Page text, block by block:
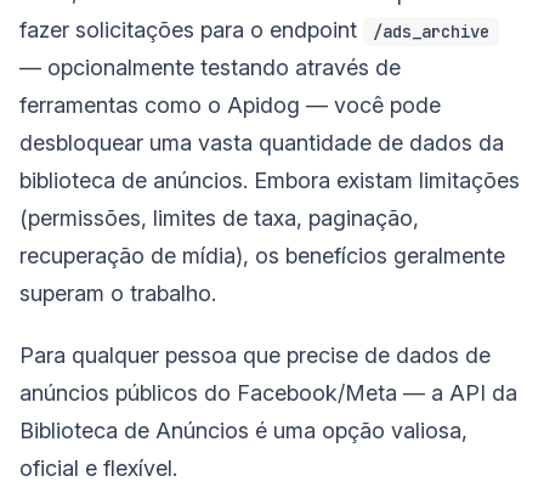
fazer solicitações para o endpoint
/ads_archive
— opcionalmente testando através de
ferramentas como o Apidog — você pode
desbloquear uma vasta quantidade de dados da
biblioteca de anúncios. Embora existam limitações
(permissões, limites de taxa, paginação,
recuperação de mídia), os benefícios geralmente
superam o trabalho.
Para qualquer pessoa que precise de dados de
anúncios públicos do Facebook/Meta — a API da
Biblioteca de Anúncios é uma opção valiosa,
oficial e flexível.